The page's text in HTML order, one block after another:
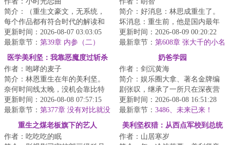
简介：（重生文豪文，无系统，
每个作品都有符合时代的解读和
改编）六十岁的余切就坐在那
里，深情的目光望...
更新时间：2026-08-07 03:03:05
最新章节： 第39章 内参（二）
简介：好消息：林思成重生了。
坏消息：重生前，他是国内最年
轻的考古学家，文物鉴定、保护
及修复等学科带...
更新时间：2026-08-09 00:20:22
最新章节： 第608章 张大千的小名
医学美利坚：我靠恶魔度过斩杀
线
作者：咆哮的麦子
简介：林恩重生在年的美利坚。
奈何时间线太晚，没机会靠比特
币翻盘。无奈只能他只能先做好
医生本职工作，...
更新时间：2026-08-08 07:57:15
最新章节： 第377章 没有对比就没
有伤害
奶爸学园
作者：剑沉黄海
简介：娱乐圈大拿、著名金牌编
剧张叹，继承了一所只在深夜营
业的幼儿园，想关关不了，因为
小朋友实在太可...
更新时间：2026-08-08 16:51:28
最新章节： 3486、未来已来！
重生之煤老板旗下的艺人
作者：吃吃吃的眠
美利坚权猎：从西点军校到总统
作者：山居寒岁